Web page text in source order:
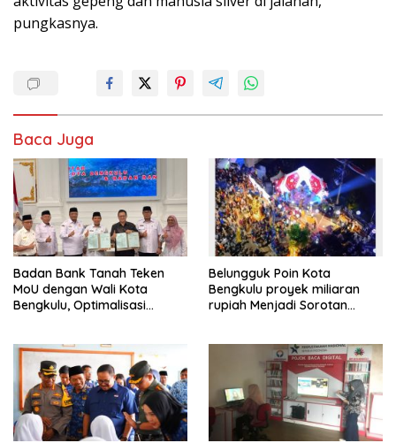
pungkasnya.
Baca Juga
Badan Bank Tanah Teken
MoU dengan Wali Kota
Bengkulu, Optimalisasi
Masyarakat dan
Pembangunan
Belungguk Poin Kota
Bengkulu proyek miliaran
rupiah Menjadi Sorotan